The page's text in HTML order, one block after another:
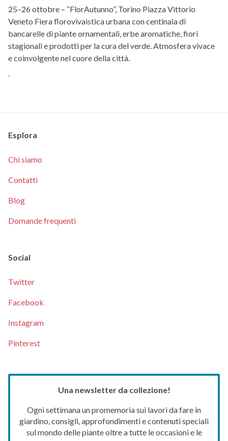
25–26 ottobre – “FlorAutunno”, Torino Piazza Vittorio
Veneto Fiera florovivaistica urbana con centinaia di
bancarelle di piante ornamentali, erbe aromatiche, fiori
stagionali e prodotti per la cura del verde. Atmosfera vivace
e coinvolgente nel cuore della città.
Esplora
Chi siamo
Contatti
Blog
Domande frequenti
Social
Twitter
Facebook
Instagram
Pinterest
Una newsletter da collezione!
Ogni settimana un promemoria sui lavori da fare in
giardino, consigli, approfondimenti e contenuti speciali
sul mondo delle piante oltre a tutte le occasioni e le